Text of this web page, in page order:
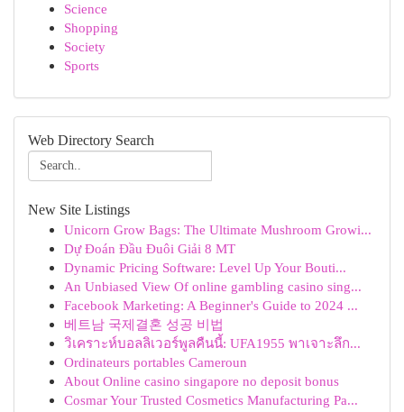
Science
Shopping
Society
Sports
Web Directory Search
New Site Listings
Unicorn Grow Bags: The Ultimate Mushroom Growi...
Dự Đoán Đầu Đuôi Giải 8 MT
Dynamic Pricing Software: Level Up Your Bouti...
An Unbiased View Of online gambling casino sing...
Facebook Marketing: A Beginner's Guide to 2024 ...
베트남 국제결혼 성공 비법
วิเคราะห์บอลลิเวอร์พูลคืนนี้: UFA1955 พาเจาะลึก...
Ordinateurs portables Cameroun
About Online casino singapore no deposit bonus
Cosmar Your Trusted Cosmetics Manufacturing Pa...